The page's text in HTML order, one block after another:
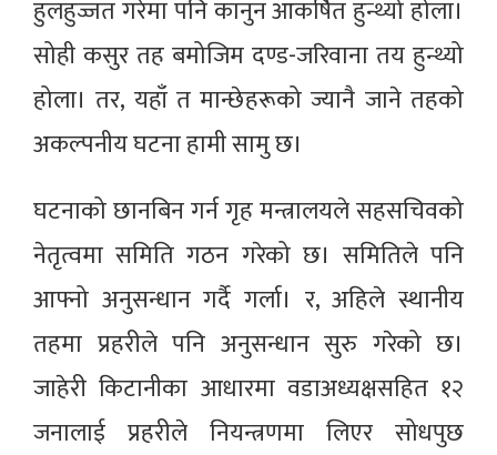
हुलहुज्जत गरेमा पनि कानुन आकर्षित हुन्थ्यो होला।
सोही कसुर तह बमोजिम दण्ड-जरिवाना तय हुन्थ्यो
होला। तर, यहाँ त मान्छेहरूको ज्यानै जाने तहको
अकल्पनीय घटना हामी सामु छ।
घटनाको छानबिन गर्न गृह मन्त्रालयले सहसचिवको
नेतृत्वमा समिति गठन गरेको छ। समितिले पनि
आफ्नो अनुसन्धान गर्दै गर्ला। र, अहिले स्थानीय
तहमा प्रहरीले पनि अनुसन्धान सुरु गरेको छ।
जाहेरी किटानीका आधारमा वडाअध्यक्षसहित १२
जनालाई प्रहरीले नियन्त्रणमा लिएर सोधपुछ